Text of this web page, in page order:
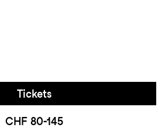
Tickets
CHF 80-145